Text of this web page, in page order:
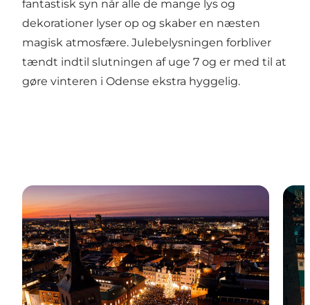
fantastisk syn når alle de mange lys og
dekorationer lyser op og skaber en næsten
magisk atmosfære. Julebelysningen forbliver
tændt indtil slutningen af uge 7 og er med til at
gøre vinteren i Odense ekstra hyggelig.